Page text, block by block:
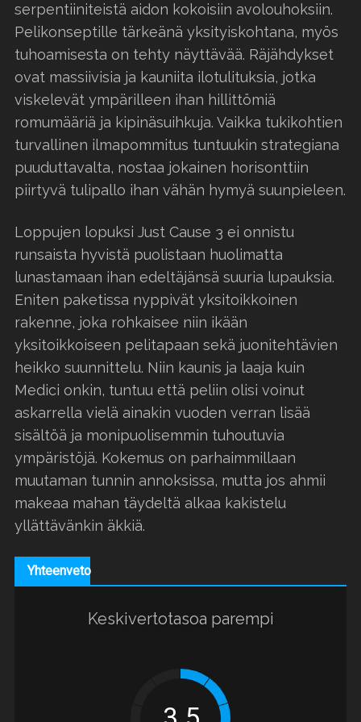
serpentiiniteistä aidon kokoisiin avolouhoksiin.
Pelikonseptille tärkeänä yksityiskohtana, myös
tuhoamisesta on tehty näyttävää. Räjähdykset
ovat massiivisia ja kauniita ilotulituksia, jotka
viskelevät ympärilleen ihan hillittömiä
romumääriä ja kipinäsuihkuja. Vaikka tukikohtien
turvallinen ilmapommitus tuntuukin strategiana
puuduttavalta, nostaa jokainen horisonttiin
piirtyvä tulipallo ihan vähän hymyä suunpieleen.
Loppujen lopuksi Just Cause 3 ei onnistu
runsaista hyvistä puolistaan huolimatta
lunastamaan ihan edeltäjänsä suuria lupauksia.
Eniten paketissa nyppivät yksitoikkoinen
rakenne, joka rohkaisee niin ikään
yksitoikkoiseen pelitapaan sekä juonitehtävien
heikko suunnittelu. Niin kaunis ja laaja kuin
Medici onkin, tuntuu että peliin olisi voinut
askarrella vielä ainakin vuoden verran lisää
sisältöä ja monipuolisemmin tuhoutuvia
ympäristöjä. Kokemus on parhaimmillaan
muutaman tunnin annoksissa, mutta jos ahmii
makeaa mahan täydeltä alkaa kakistelu
yllättävänkin äkkiä.
Yhteenveto
Keskivertotasoa parempi